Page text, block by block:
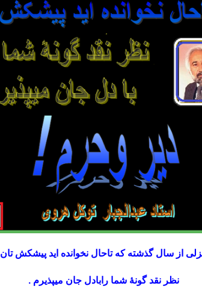
از سال گذشته که تاحال نخوانده اید پیشکش تان
نظر نقد گونۀ شما رابادل جان میپذیرم .